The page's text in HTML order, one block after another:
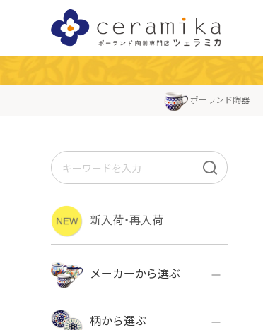
ポーランド陶器
新入荷・再入荷
メーカーから選ぶ
ボレス
柄から選ぶ